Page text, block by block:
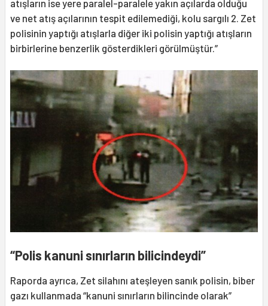
atışların ise yere paralel-paralele yakın açılarda olduğu
ve net atış açılarının tespit edilemediği, kolu sargılı 2. Zet
polisinin yaptığı atışlarla diğer iki polisin yaptığı atışların
birbirlerine benzerlik gösterdikleri görülmüştür.”
“Polis kanuni sınırların bilicindeydi”
Raporda ayrıca, Zet silahını ateşleyen sanık polisin, biber
gazı kullanmada “kanuni sınırların bilincinde olarak”